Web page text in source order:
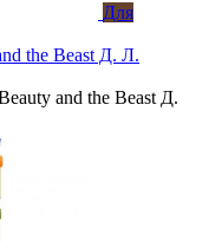
Для
the Beast Д. Л.
and the Beast Д.